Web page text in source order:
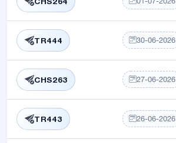
TR444 30-06-2026
CHS263 27-06-2026
TR443 26-06-2026